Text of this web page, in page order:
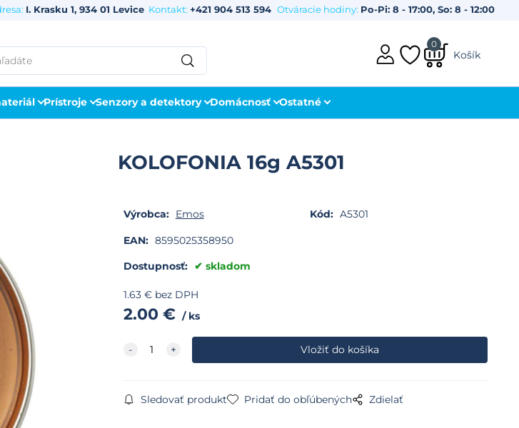
I. Krasku 1, 934 01 Levice Kontakt:+421 904 513 594Otváracie hodiny: Po-Pi: 8 - 17:00, So: 8 - 12:00
0
Košík
Prístroje Senzory a detektory Domácnosť Ostatné
KOLOFONIA 16g A5301
Výrobca: Emos Kód: A5301
EAN: 8595025358950
Dostupnosť:
skladom
1.63€ bez DPH
2.00 € ks
Sledovať produkt Pridať do obľúbených Zdielať